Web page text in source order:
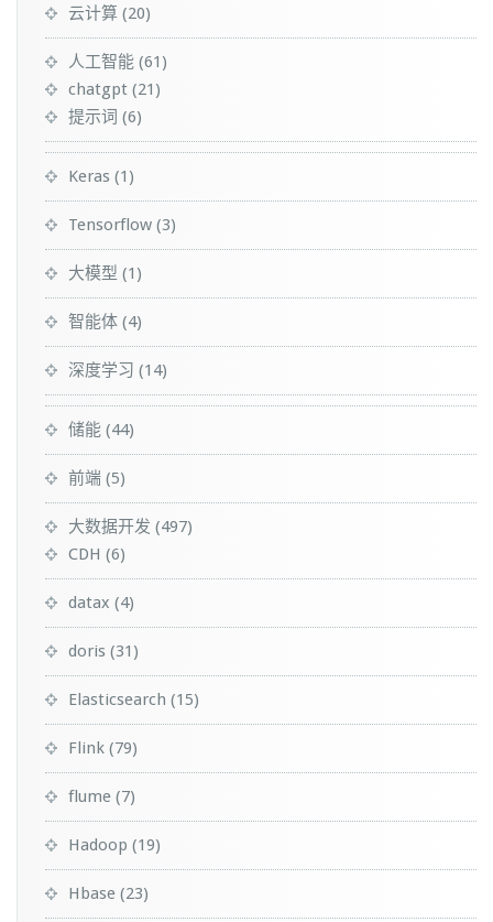
云计算 (20)
人工智能 (61)
chatgpt (21)
提示词 (6)
Keras (1)
Tensorflow (3)
大模型 (1)
智能体 (4)
深度学习 (14)
储能 (44)
前端 (5)
大数据开发 (497)
CDH (6)
datax (4)
doris (31)
Elasticsearch (15)
Flink (79)
flume (7)
Hadoop (19)
Hbase (23)